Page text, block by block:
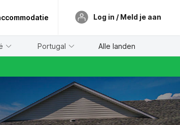
Log in / Meld je aan
Portugal Alle landen